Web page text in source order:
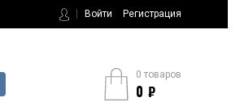
Войти Регистрация
0 товаров
0 ₽